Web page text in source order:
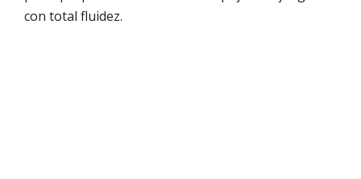
con total fluidez.